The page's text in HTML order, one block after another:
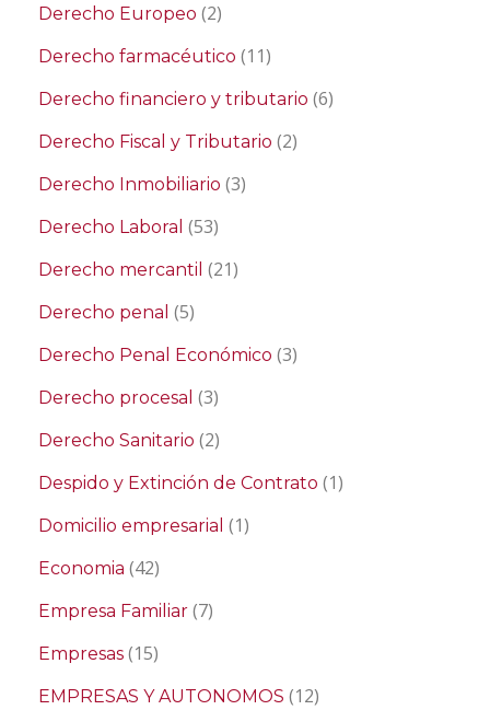
Derecho Europeo (2)
Derecho farmacéutico (11)
Derecho financiero y tributario (6)
Derecho Fiscal y Tributario (2)
Derecho Inmobiliario (3)
Derecho Laboral (53)
Derecho mercantil (21)
Derecho penal (5)
Derecho Penal Económico (3)
Derecho procesal (3)
Derecho Sanitario (2)
Despido y Extinción de Contrato (1)
Domicilio empresarial (1)
Economia (42)
Empresa Familiar (7)
Empresas (15)
EMPRESAS Y AUTONOMOS (12)